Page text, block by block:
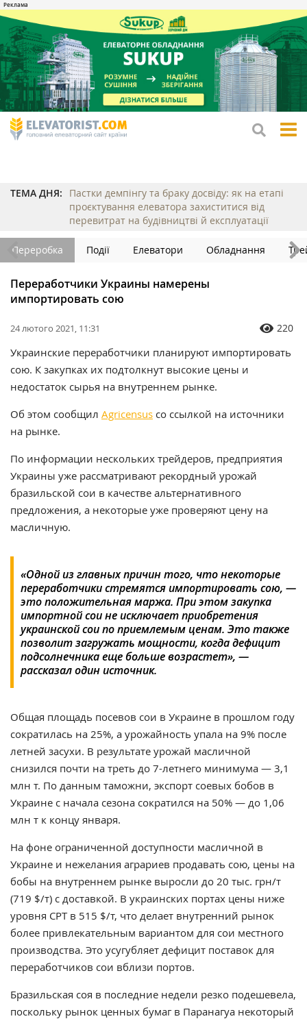
ТЕМА ДНЯ:
Пастки демпінгу та браку досвіду: як на етапі
проєктування елеватора захиститися від
перевитрат на будівництві й експлуатації
Переробка Події Елеватори Обладнання
Переработчики Украины намерены
импортировать сою
24 лютого 2021, 11:31 220
Украинские переработчики планируют импортировать
сою. К закупках их подтолкнут высокие цены и
недостаток сырья на внутреннем рынке.
Об этом сообщил Agricensus со ссылкой на источники
на рынке.
По информации нескольких трейдеров, предприятия
Украины уже рассматривают рекордный урожай
бразильской сои в качестве альтернативного
предложения, а некоторые уже проверяют цену на
масличную.
«Одной из главных причин того, что некоторые
переработчики стремятся импортировать сою, —
это положительная маржа. При этом закупка
импортной сои не исключает приобретения
украинской сои по приемлемым ценам. Это также
позволит загружать мощности, когда дефицит
подсолнечника еще больше возрастет», —
рассказал один источник.
Общая площадь посевов сои в Украине в прошлом году
сократилась на 25%, а урожайность упала на 9% после
летней засухи. В результате урожай масличной
снизился почти на треть до 7-летнего минимума — 3,1
млн т. По данным таможни, экспорт соевых бобов в
Украине с начала сезона сократился на 50% — до 1,06
млн т к концу января.
На фоне ограниченной доступности масличной в
Украине и нежелания аграриев продавать сою, цены на
бобы на внутреннем рынке выросли до 20 тыс. грн/т
(719 $/т) с доставкой. В украинских портах цены ниже
уровня CPT в 515 $/т, что делает внутренний рынок
более привлекательным вариантом для сои местного
производства. Это усугубляет дефицит поставок для
переработчиков сои вблизи портов.
Бразильская соя в последние недели резко подешевела,
поскольку рынок ценных бумаг в Паранагуа некоторый